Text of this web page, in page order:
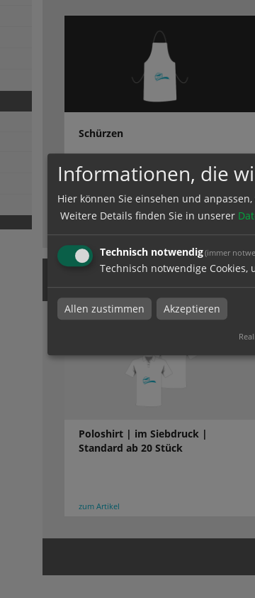
Schürzen
Schürzen bei Online Lettershop Dresden in
Sachsen
Textildruck
Poloshirt | im Siebdruck |
Standard ab 20 Stück
zum Artikel
Informationen, die
Hier können Sie einsehen und
Weitere Details finden Sie in unserer
Technisch notwendig(immer
Technisch notwendige
Allen zustimmen Akzeptieren